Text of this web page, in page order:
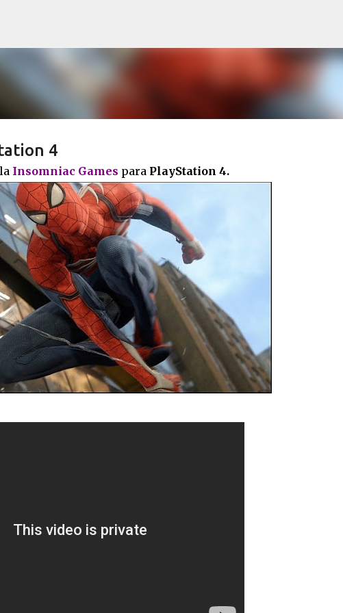
4
Insomniac Games para PlayStation 4.